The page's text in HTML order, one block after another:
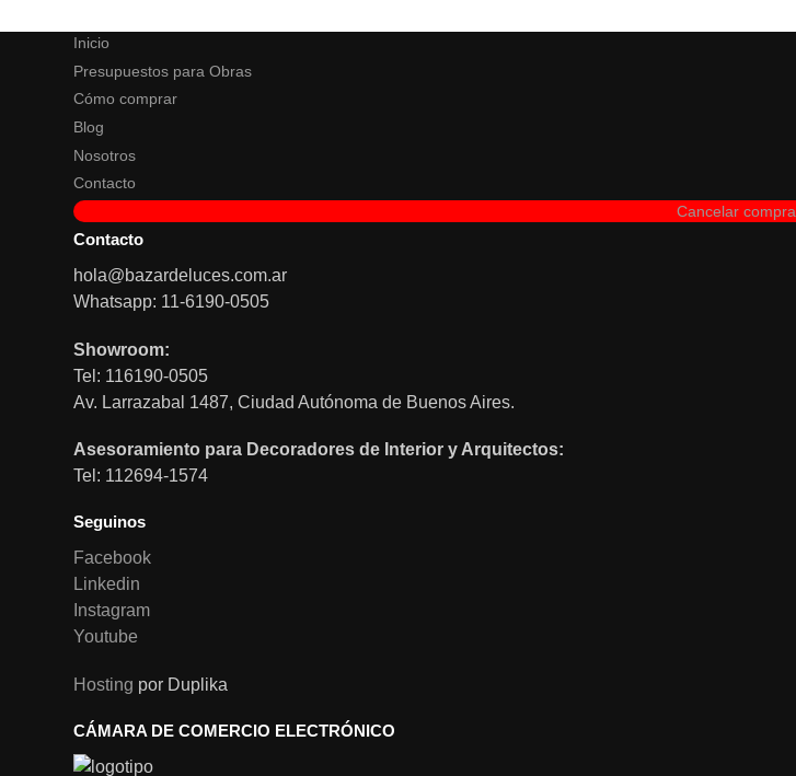
Inicio
Presupuestos para Obras
Cómo comprar
Blog
Nosotros
Contacto
Cancelar compra
Contacto
hola@bazardeluces.com.ar
Whatsapp: 11-6190-0505
Showroom:
Tel: 116190-0505
Av. Larrazabal 1487, Ciudad Autónoma de Buenos Aires.
Asesoramiento para Decoradores de Interior y Arquitectos:
Tel: 112694-1574
Seguinos
Facebook
Linkedin
Instagram
Youtube
Hosting por Duplika
CÁMARA DE COMERCIO ELECTRÓNICO